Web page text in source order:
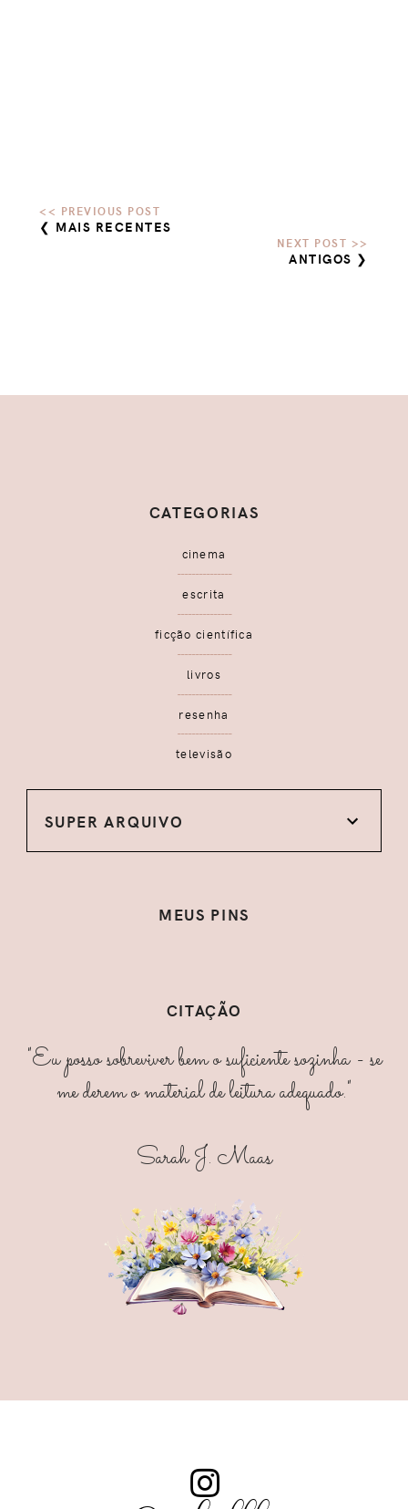
❮ MAIS RECENTES
ANTIGOS ❯
CATEGORIAS
cinema
escrita
ficção científica
livros
resenha
televisão
SUPER ARQUIVO
MEUS PINS
CITAÇÃO
"Eu posso sobreviver bem o suficiente sozinha - se
me derem o material de leitura adequado."
Sarah J. Maas